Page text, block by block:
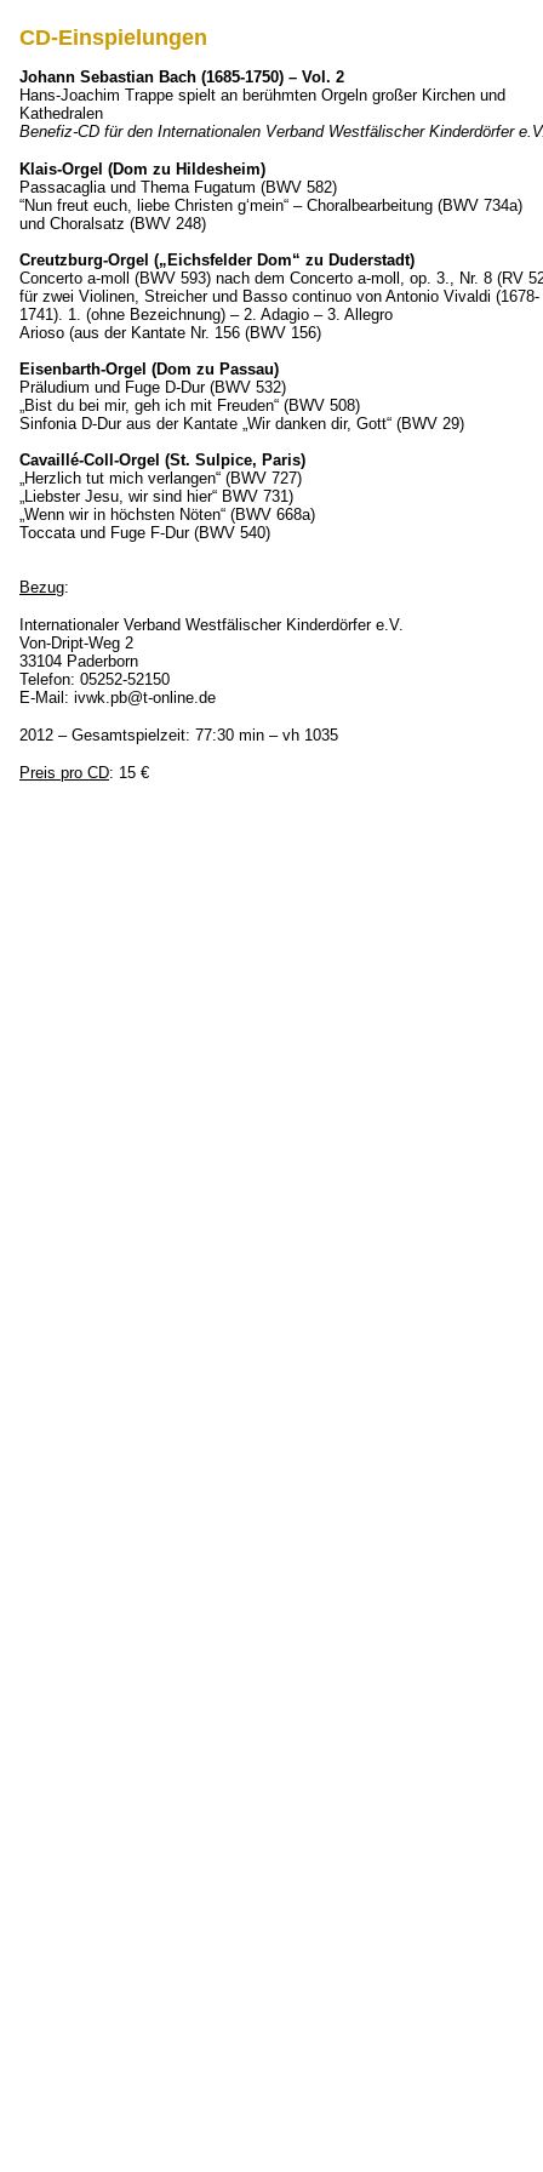
CD-Einspielungen
Johann Sebastian Bach (1685-1750) – Vol. 2
Hans-Joachim Trappe spielt an berühmten Orgeln großer Kirchen und
Kathedralen
Benefiz-CD für den Internationalen Verband Westfälischer Kinderdörfer
Klais-Orgel (Dom zu Hildesheim)
Passacaglia und Thema Fugatum (BWV 582)
“Nun freut euch, liebe Christen g‘mein“ – Choralbearbeitung (BWV 734a)
und Choralsatz (BWV 248)
Creutzburg-Orgel („Eichsfelder Dom“ zu Duderstadt)
Concerto a-moll (BWV 593) nach dem Concerto a-moll, op. 3., Nr. 8 (RV
für zwei Violinen, Streicher und Basso continuo von Antonio Vivaldi (1678-
1741). 1. (ohne Bezeichnung) – 2. Adagio – 3. Allegro
Arioso (aus der Kantate Nr. 156 (BWV 156)
Eisenbarth-Orgel (Dom zu Passau)
Präludium und Fuge D-Dur (BWV 532)
„Bist du bei mir, geh ich mit Freuden“ (BWV 508)
Sinfonia D-Dur aus der Kantate „Wir danken dir, Gott“ (BWV 29)
Cavaillé-Coll-Orgel (St. Sulpice, Paris)
„Herzlich tut mich verlangen“ (BWV 727)
„Liebster Jesu, wir sind hier“ BWV 731)
„Wenn wir in höchsten Nöten“ (BWV 668a)
Toccata und Fuge F-Dur (BWV 540)
Bezug:
Internationaler Verband Westfälischer Kinderdörfer e.V.
Von-Dript-Weg 2
33104 Paderborn
Telefon: 05252-52150
E-Mail: ivwk.pb@t-online.de
2012 – Gesamtspielzeit: 77:30 min – vh 1035
Preis pro CD: 15 €